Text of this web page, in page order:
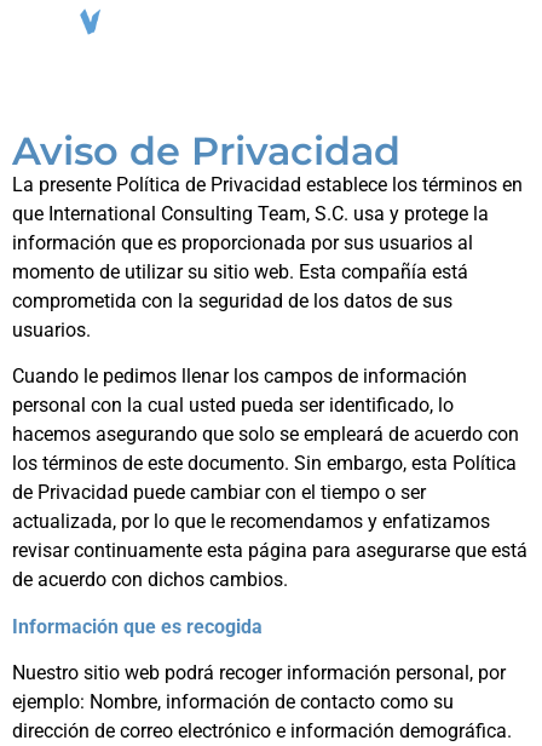
Aviso de Privacidad
La presente Política de Privacidad establece los términos en
que International Consulting Team, S.C. usa y protege la
información que es proporcionada por sus usuarios al
momento de utilizar su sitio web. Esta compañía está
comprometida con la seguridad de los datos de sus
usuarios.
Cuando le pedimos llenar los campos de información
personal con la cual usted pueda ser identificado, lo
hacemos asegurando que solo se empleará de acuerdo con
los términos de este documento. Sin embargo, esta Política
de Privacidad puede cambiar con el tiempo o ser
actualizada, por lo que le recomendamos y enfatizamos
revisar continuamente esta página para asegurarse que está
de acuerdo con dichos cambios.
Información que es recogida
Nuestro sitio web podrá recoger información personal, por
ejemplo: Nombre, información de contacto como su
dirección de correo electrónico e información demográfica.